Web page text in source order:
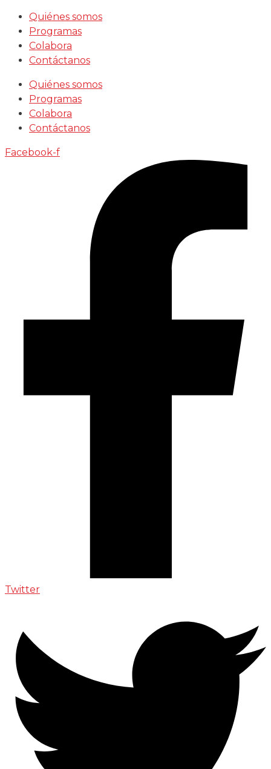
Saltar
contenido
Quiénes somos
Programas
Colabora
Contáctanos
Quiénes somos
Programas
Colabora
Contáctanos
Facebook-f
Twitter